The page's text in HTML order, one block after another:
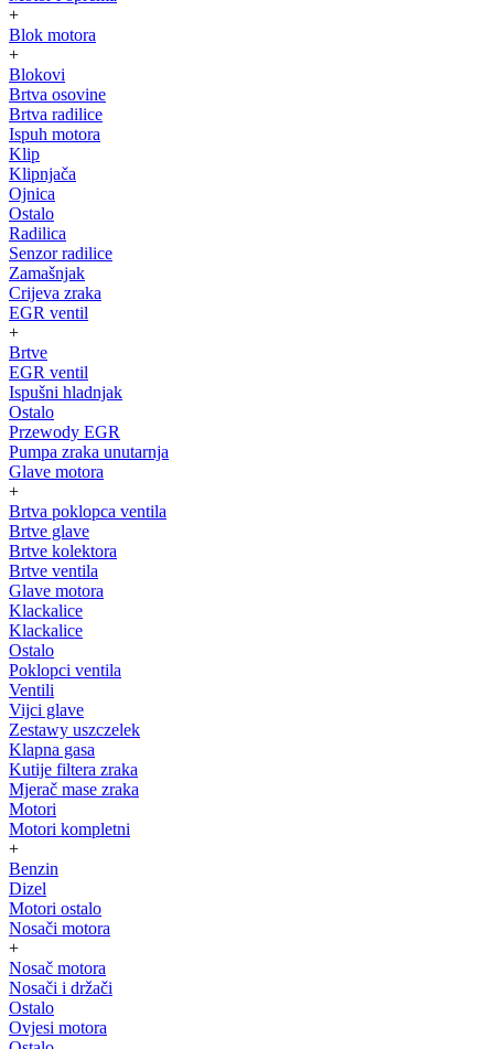
+
Blok motora
+
Blokovi
Brtva osovine
Brtva radilice
Ispuh motora
Klip
Klipnjača
Ojnica
Ostalo
Radilica
Senzor radilice
Zamašnjak
Crijeva zraka
EGR ventil
+
Brtve
EGR ventil
Ispušni hladnjak
Ostalo
Przewody EGR
Pumpa zraka unutarnja
Glave motora
+
Brtva poklopca ventila
Brtve glave
Brtve kolektora
Brtve ventila
Glave motora
Klackalice
Klackalice
Ostalo
Poklopci ventila
Ventili
Vijci glave
Zestawy uszczelek
Klapna gasa
Kutije filtera zraka
Mjerač mase zraka
Motori
Motori kompletni
+
Benzin
Dizel
Motori ostalo
Nosači motora
+
Nosač motora
Nosači i držači
Ostalo
Ovjesi motora